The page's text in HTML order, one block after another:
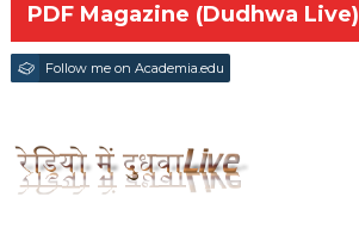
PDF Magazine (Dudhwa Live)
Follow me on Academia.edu